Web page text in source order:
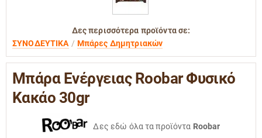
Δες περισσότερα προϊόντα σε:
ΣΥΝΟΔΕΥΤΙΚΑ
Μπάρες Δημητριακών
Μπάρα Ενέργειας Roobar Φυσικό
Κακάο 30gr
Δες εδώ όλα τα προϊόντα Roobar